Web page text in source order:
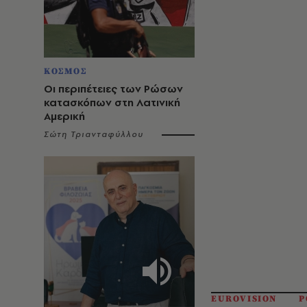
ΚΟΣΜΟΣ
Οι περιπέτειες των Ρώσων
κατασκόπων στη Λατινική
Αμερική
Σώτη Τριανταφύλλου
EUROVISION